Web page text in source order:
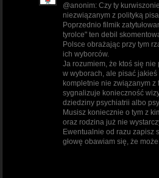
@anonim: Czy ty
niezwiązanym z polityką
Poprzednio filmik
tyrolce" ten debil
Polsce obrażając przy tym
ich wyborców.
Ja rozumiem, że ktoś się
w wyborach, ale pisać
kompletnie nie związanym z
sygnalizuje konieczność
dziedziny psychiatrii albo
Musisz koniecznie o tym z
oraz rodzina już nie
Ewentualnie od razu zapisz
głowę obawiam się, że